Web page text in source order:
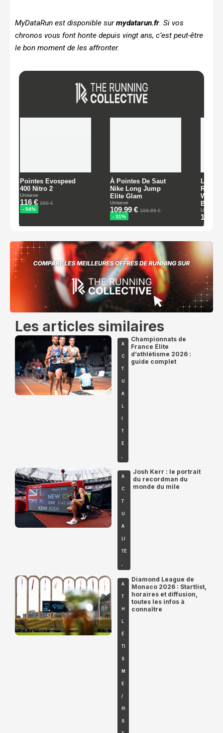
MyDataRun est disponible surmydatarun.fr. Si vos
chronos vous font honte depuis vingt ans, c’est peut-être
le bon moment de les affronter.
Les articles similaires
A
C
T
U
A
L
T
É
,
Championnats de
France Élite
d’athlétisme 2026 :
guide complet
A
C
T
U
A
LI
TÉ
,
Josh Kerr : le portrait
du recordman du
monde du mile
A
T
H
L
É
TI
S
M
E
/
PI
S
Diamond League de
Monaco 2026 : Startlist,
horaires et diffusion,
toutes les infos à
connaître